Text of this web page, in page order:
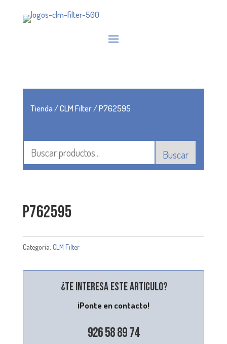
Tienda/CLM Filter/ P762595
Buscar
P762595
Categoría: CLM Filter
¿Te interesa este articulo?
¡Ponte en contacto!
926 58 89 74